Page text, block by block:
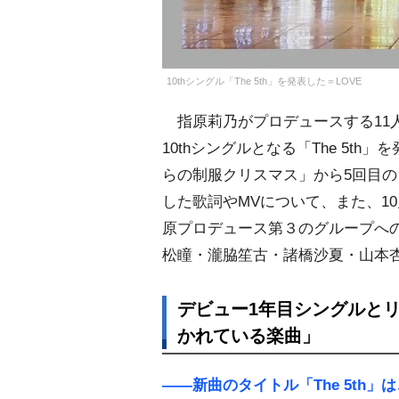
10thシングル「The 5th」を発表した＝LOVE
指原莉乃がプロデュースする11
10thシングルとなる「The 5th」
らの制服クリスマス」から5回目
した歌詞やMVについて、また、
原プロデュース第３のグループへ
松瞳・瀧脇笙古・諸橋沙夏・山本
デビュー1年目シングルと
かれている楽曲」
――新曲のタイトル「The 5th」は